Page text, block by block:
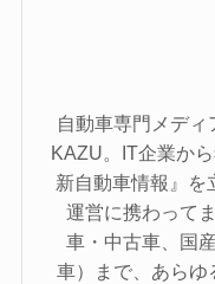
自動車専門メデ
KAZU。IT企業か
新自動車情報』を
運営に携わって
車・中古車、国
車）まで、あらゆ